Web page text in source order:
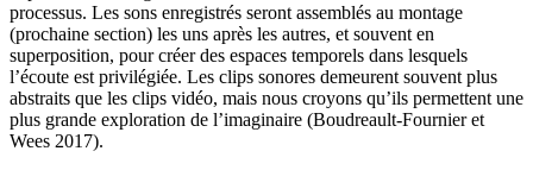
processus. Les sons enregistrés seront assemblés au montage
(prochaine section) les uns après les autres, et souvent en
superposition, pour créer des espaces temporels dans lesquels
l’écoute est privilégiée. Les clips sonores demeurent souvent plus
abstraits que les clips vidéo, mais nous croyons qu’ils permettent une
plus grande exploration de l’imaginaire (Boudreault-Fournier et
Wees 2017).